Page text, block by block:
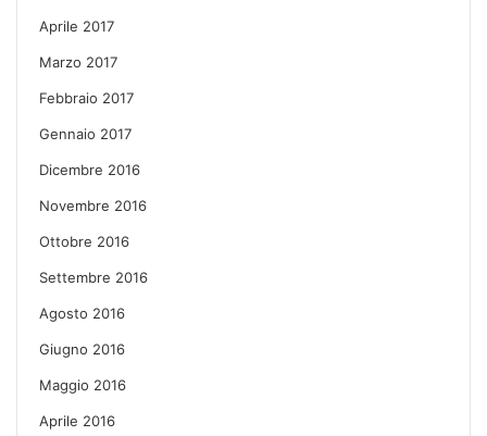
Aprile 2017
Marzo 2017
Febbraio 2017
Gennaio 2017
Dicembre 2016
Novembre 2016
Ottobre 2016
Settembre 2016
Agosto 2016
Giugno 2016
Maggio 2016
Aprile 2016